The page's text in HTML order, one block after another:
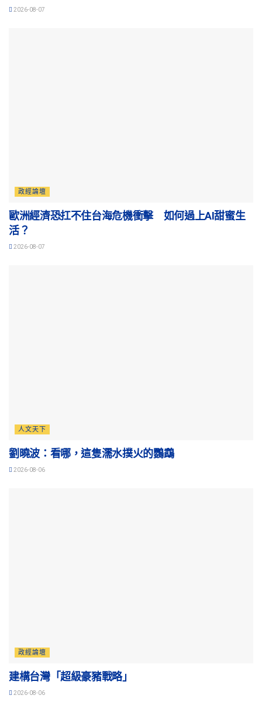
2026-08-07
政經論壇
歐洲經濟恐扛不住台海危機衝擊 如何過上AI甜蜜生
活？
2026-08-07
人文天下
劉曉波：看哪，這隻濡水撲火的鸚鵡
2026-08-06
政經論壇
建構台灣「超級豪豬戰略」
2026-08-06